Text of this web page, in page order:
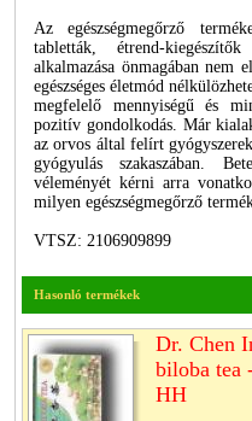
Az egészségmegőrző
tabletták, étrend-
alkalmazása önmagában nem
egészséges életmód
megfelelő mennyiségű és
pozitív gondolkodás. Már
az orvos által felírt
gyógyulás szakaszában.
véleményét kérni arra
milyen egészségmegőrző
VTSZ: 2106909899
Hasonló termékek
Dr. Chen
biloba tea
HH